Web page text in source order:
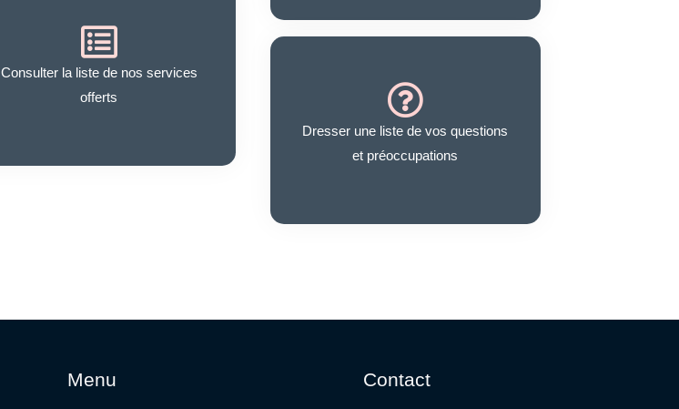
Consulter la liste de nos services
offerts
Dresser une liste de vos questions
et préoccupations
Menu Contact